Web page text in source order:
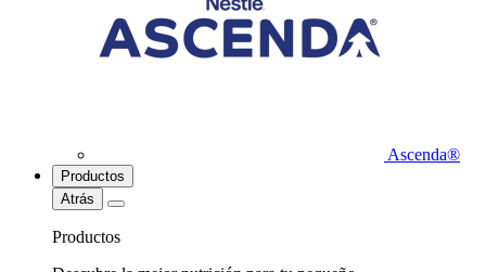
Ascenda®
Productos
Atrás
Productos